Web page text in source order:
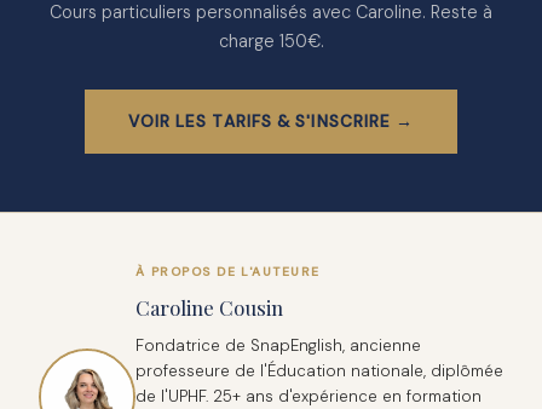
Cours particuliers personnalisés avec Caroline. Reste à
charge 150€.
VOIR LES TARIFS & S'INSCRIRE →
À PROPOS DE L'AUTEURE
Caroline Cousin
Fondatrice de SnapEnglish, ancienne
professeure de l'Éducation nationale, diplômée
de l'UPHF. 25+ ans d'expérience en formation